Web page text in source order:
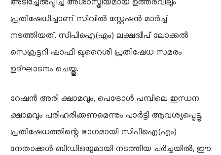
അടിച്ചേൽപ്പിച്ച അശാസ്ത്രീയമായ ഉത്തരവിലും
പ്രതിഷേധിച്ചാണ് സിവിൽ സ്റ്റേഷൻ മാർച്ച്
നടത്തിയത്. സിപിഐ(എം) ലക്ഷദ്വീപ് ലോക്കൽ
സെക്രട്ടറി ഷാഫി ഖുറൈശി പ്രതിഷേധ സമരം
ഉദ്ഘാടനം ചെയ്തു.
റേഷൻ അരി ക്ഷാമവും, പെട്രോൾ പമ്പിലെ ഇന്ധന
ക്ഷാമവും പരിഹരിക്കണമെന്നും പാർട്ടി ആവശ്യപ്പെട്ടു.
പ്രതിഷേധത്തിന്റെ ഭാഗമായി സിപിഐ(എം)
നേതാക്കൾ ബിഡിഒയുമായി നടത്തിയ ചർച്ചയിൽ, ഈ